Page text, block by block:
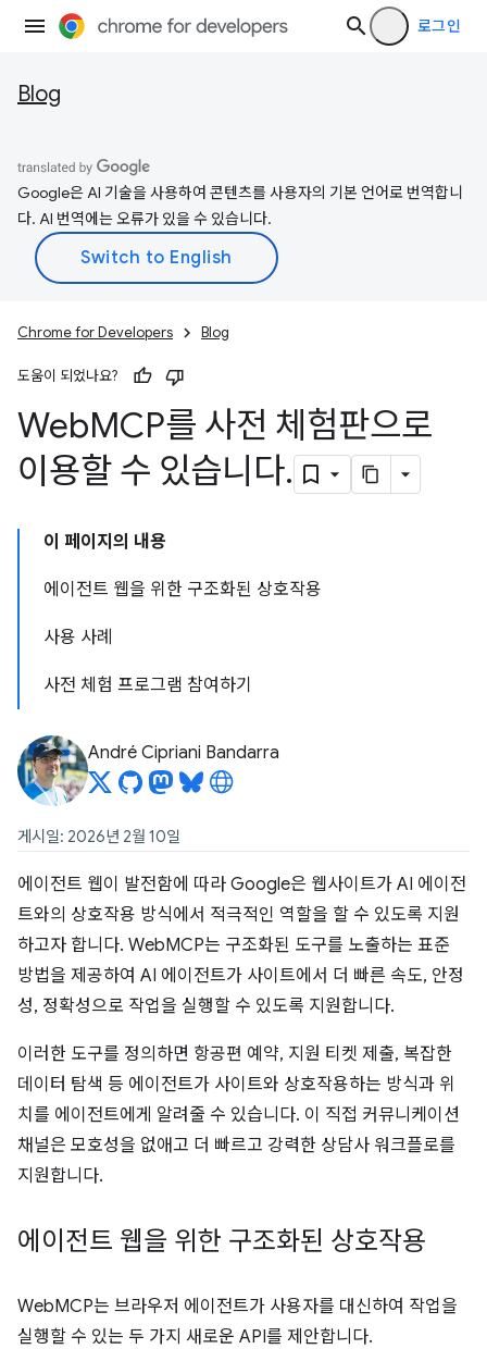
로그인
Blog
Google은 AI 기술을 사용하여 콘텐츠를 사용자의 기본 언어로 번역합니
다. AI 번역에는 오류가 있을 수 있습니다.
Chrome for Developers Blog
도움이 되었나요?
WebMCP를 사전 체험판으로
이용할 수 있습니다.
이 페이지의 내용
에이전트 웹을 위한 구조화된 상호작용
사용 사례
사전 체험 프로그램 참여하기
André Cipriani Bandarra
게시일: 2026년 2월 10일
에이전트 웹이 발전함에 따라 Google은 웹사이트가 AI 에이전
트와의 상호작용 방식에서 적극적인 역할을 할 수 있도록 지원
하고자 합니다. WebMCP는 구조화된 도구를 노출하는 표준
방법을 제공하여 AI 에이전트가 사이트에서 더 빠른 속도, 안정
성, 정확성으로 작업을 실행할 수 있도록 지원합니다.
이러한 도구를 정의하면 항공편 예약, 지원 티켓 제출, 복잡한
데이터 탐색 등 에이전트가 사이트와 상호작용하는 방식과 위
치를 에이전트에게 알려줄 수 있습니다. 이 직접 커뮤니케이션
채널은 모호성을 없애고 더 빠르고 강력한 상담사 워크플로를
지원합니다.
에이전트 웹을 위한 구조화된 상호작용
WebMCP는 브라우저 에이전트가 사용자를 대신하여 작업을
실행할 수 있는 두 가지 새로운 API를 제안합니다.